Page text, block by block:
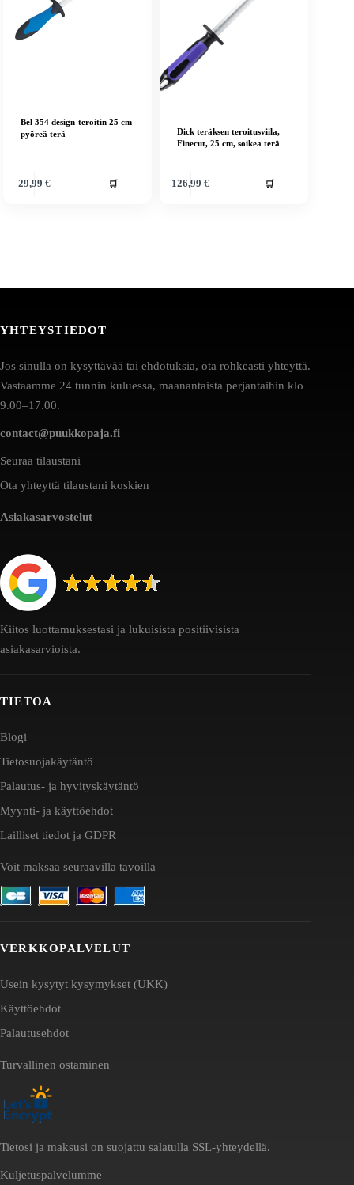
Bel 354 design-teroitin 25 cm
pyöreä terä
29,99 € 🛒
Dick teräksen teroitusviila,
Finecut, 25 cm, soikea terä
126,99€ 🛒
YHTEYSTIEDOT
Jos sinulla on kysyttävää tai ehdotuksia, ota rohkeasti yhteyttä.
Vastaamme 24 tunnin kuluessa, maanantaista perjantaihin klo
9.00–17.00.
contact@puukkopaja.fi
Seuraa tilaustani
Ota yhteyttä tilaustani koskien
Asiakasarvostelut
Kiitos luottamuksestasi ja lukuisista positiivisista
asiakasarvioista.
TIETOA
Blogi
Tietosuojakäytäntö
Palautus- ja hyvityskäytäntö
Myynti- ja käyttöehdot
Lailliset tiedot ja GDPR
Voit maksaa seuraavilla tavoilla
VERKKOPALVELUT
Usein kysytyt kysymykset (UKK)
Käyttöehdot
Palautusehdot
Turvallinen ostaminen
Tietosi ja maksusi on suojattu salatulla SSL-yhteydellä.
Kuljetuspalvelumme